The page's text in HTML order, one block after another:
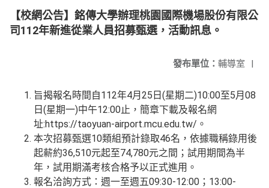
【校網公告】銘傳大學辦理桃園國際機場股份有限公
司112年新進從業人員招募甄選，活動訊息。
發布單位： 輔導室 |
旨揭報名時間自112年4月25日(星期二)10:00至5月08
日(星期一)中午12:00止，簡章下載及報名網
址:https://taoyuan-airport.mcu.edu.tw/。
本次招募甄選10類組預計錄取46名，依據職稱錄用後
起薪約36,510元起至74,780元之間；試用期間為半
年，試用期滿考核合格予以正式進用。
報名洽詢方式：週一至週五09:30-12:00；13:00-